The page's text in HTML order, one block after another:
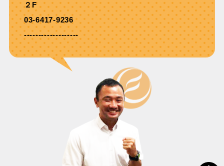
２F
03-6417-9236
-------------------